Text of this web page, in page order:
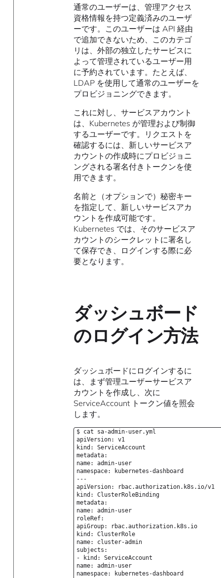
通常のユーザーは、管理アクセス
資格情報を持つ定義済みのユーザ
ーです。このユーザーは API 経由
で追加できないため、このカテゴ
リは、外部の独立したサービスに
よって管理されているユーザー用
に予約されています。たとえば、
LDAP を使用して通常のユーザーを
プロビジョニングできます。
これに対し、サービスアカウント
は、Kubernetes が管理および制御
するユーザーです。リクエストを
確認するには、新しいサービスア
カウントの作成時にプロビジョニ
ングされる署名付きトークンを使
用できます。
名前と（オプションで）秘密キー
を指定して、新しいサービスアカ
ウントを作成可能です。
Kubernetes では、そのサービスア
カウントのシークレットに署名し
て保存でき、ログインする際に必
要となります。
ダッシュボード
のログイン方法
ダッシュボードにログインするに
は、まず管理ユーザーサービスア
カウントを作成し、次に
ServiceAccount トークン値を照会
します。
$ cat sa-admin-user.yml
apiVersion: v1
kind: ServiceAccount
metadata:
name: admin-user
namespace: kubernetes-dashboard
---
apiVersion: rbac.authorization.k8s.io/v1
kind: ClusterRoleBinding
metadata:
name: admin-user
roleRef:
apiGroup: rbac.authorization.k8s.io
kind: ClusterRole
name: cluster-admin
subjects:
- kind: ServiceAccount
name: admin-user
namespace: kubernetes-dashboard